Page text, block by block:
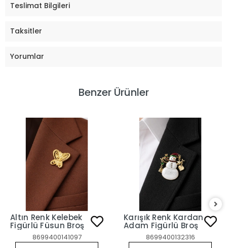
Teslimat Bilgileri
Taksitler
Yorumlar
Benzer Ürünler
Altın Renk Kelebek
Figürlü Füsun Broş
8699400141097
Karışık Renk Kardan
Adam Figürlü Broş
8699400132316